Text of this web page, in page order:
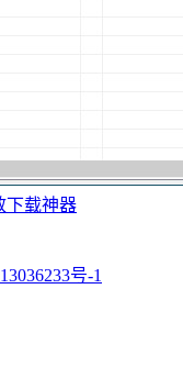
载神器
号-1